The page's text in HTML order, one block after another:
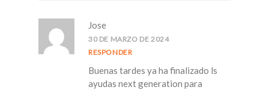
Jose
30 DE MARZO DE 2024
RESPONDER
Buenas tardes ya ha finalizado ls
ayudas next generation para